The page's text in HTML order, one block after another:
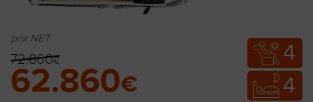
prix NET
72.860€
62.860€
4
4